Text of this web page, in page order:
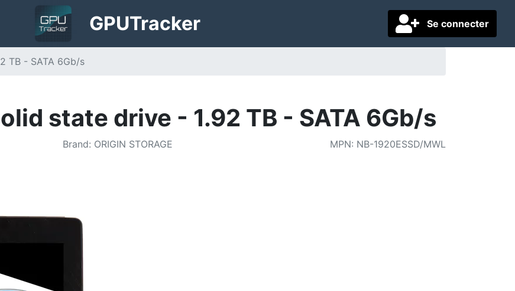
Se connecter
GPUTracker
TB - SATA 6Gb/s
state drive - 1.92 TB - SATA 6Gb/s
Brand: ORIGIN STORAGE MPN: NB-1920ESSD/MWL